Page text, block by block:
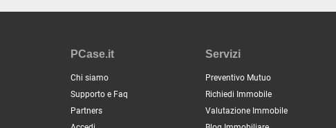
PCase.it
Chi siamo
Supporto e Faq
Partners
Servizi
Preventivo Mutuo
Richiedi Immobile
Valutazione Immobile